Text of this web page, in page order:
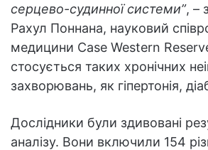
серцево-судинної системи”, –
Рахул Поннана, науковий
медицини Case Western
стосується таких хронічних
захворювань, як гіпертонія,
Дослідники були здивовані
аналізу. Вони включили 154